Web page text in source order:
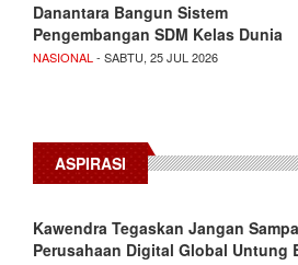
Danantara Bangun Sistem
Pengembangan SDM Kelas Dunia
NASIONAL - SABTU, 25 JUL 2026
ASPIRASI
Kawendra Tegaskan Jangan
Perusahaan Digital Global Untung